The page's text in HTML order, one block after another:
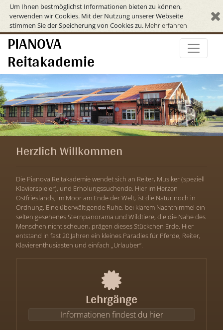
Um Ihnen bestmöglichst Informationen bieten zu können,
verwenden wir Cookies. Mit der Nutzung unserer Webseite
stimmen Sie der Speicherung von Cookies zu. Mehr erfahren
PIANOVA
Reitakademie
Herzlich Willkommen
Die Pianova Reitakademie wendet sich an Reiter, Musiker (speziell
Klavierspieler), und Erholungssuchende. Hier im Herzen
Ostfrieslands, im Moor am Ende der Welt, ist die Natur noch in
Ordnung. Eine überwältigende Ruhe, bei klarem Nachthimmel ein
selten gesehenes Sternpanorama und Wildtiere, die die Nähe des
Menschen nicht scheuen, prägen dieses Stückchen Erde. Hier
entstand in fast 20 Jahren ein kleines Paradies für Pferde, Reiter,
Klavierenthusiasten und einfach „Urlauber“.
Lehrgänge
Informationen findest du hier